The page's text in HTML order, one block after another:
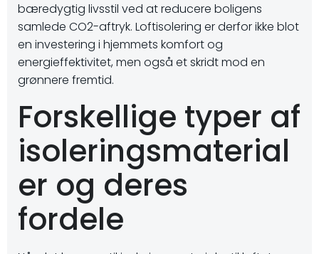
bæredygtig livsstil ved at reducere boligens
samlede CO2-aftryk. Loftisolering er derfor ikke blot
en investering i hjemmets komfort og
energieffektivitet, men også et skridt mod en
grønnere fremtid.
Forskellige typer af
isoleringsmaterial
er og deres
fordele